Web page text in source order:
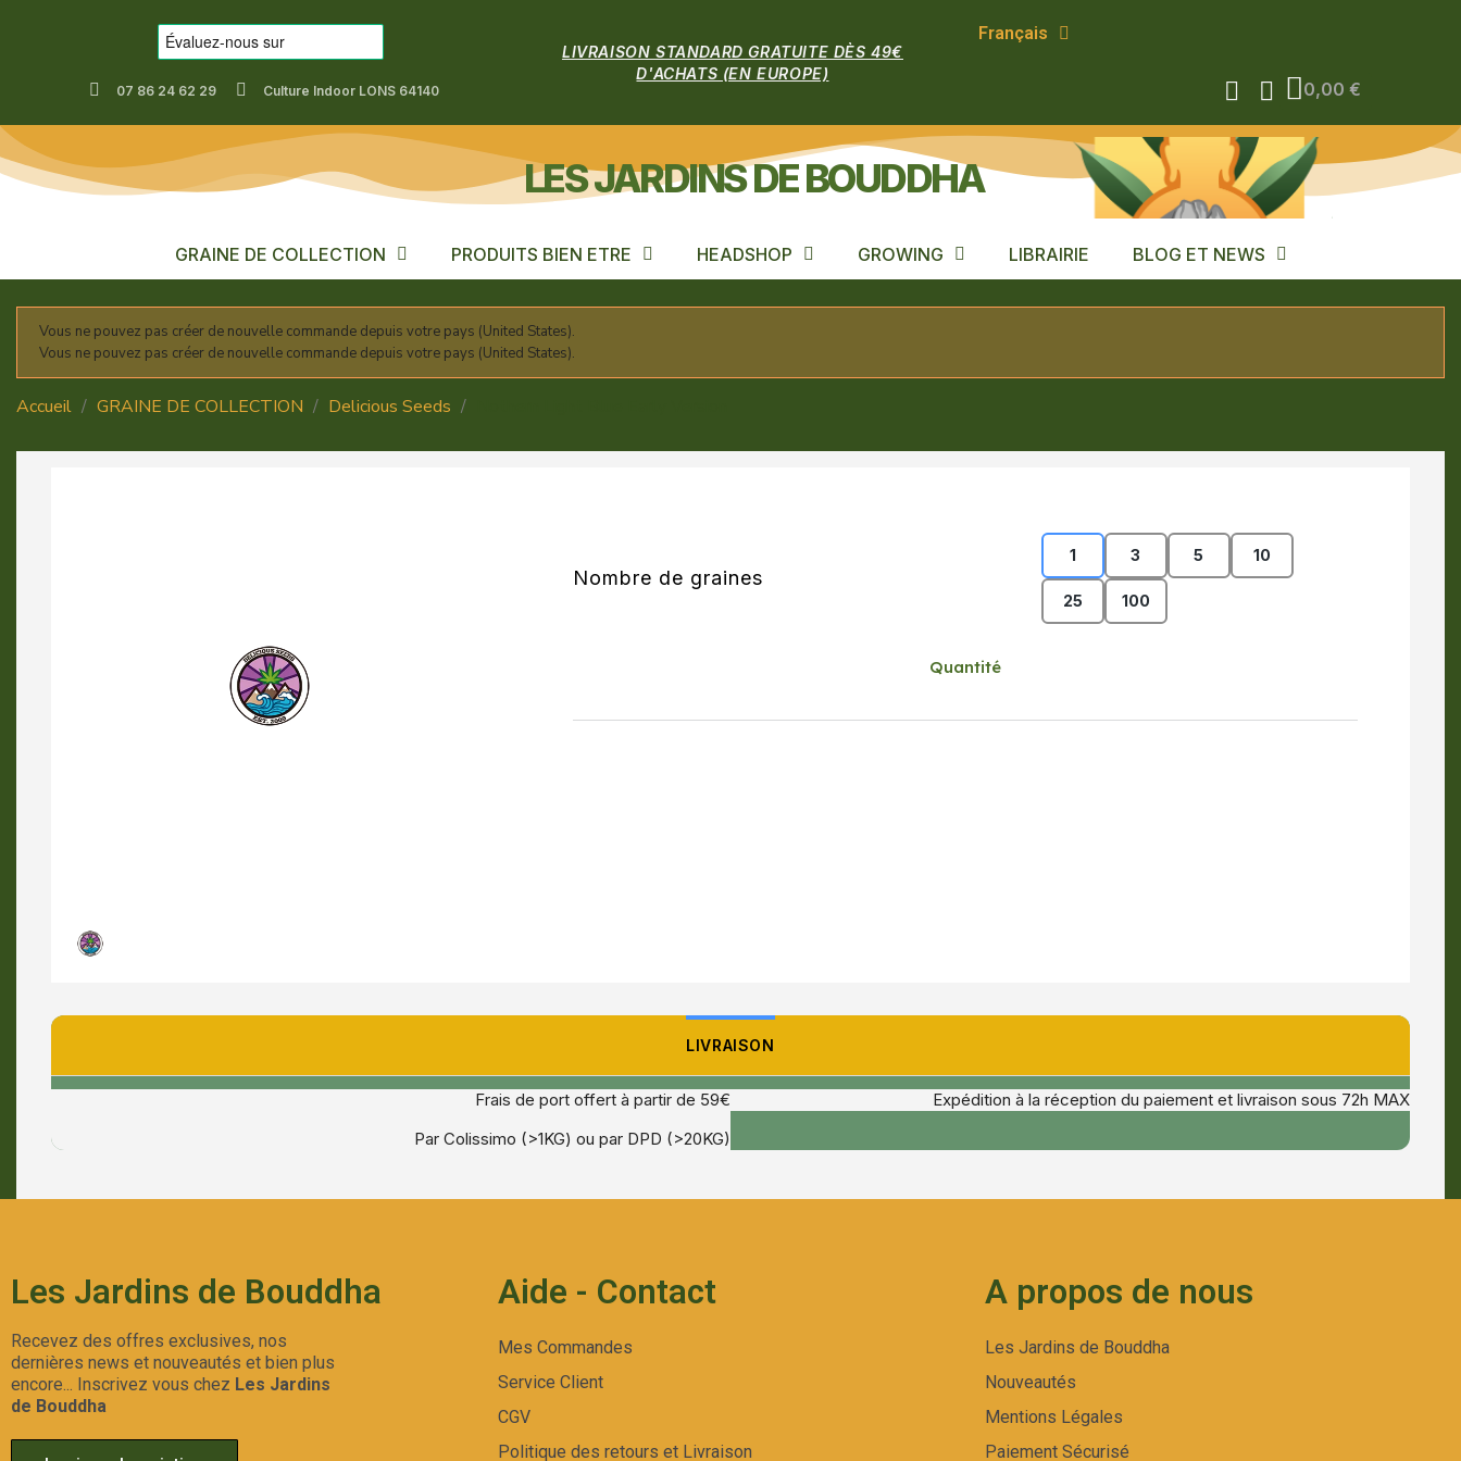
07 86 24 62 29 Culture Indoor LONS 64140
LIVRAISON STANDARD GRATUITE DÈS 49€
D'ACHATS (EN EUROPE)
Français
0,00 €
LES JARDINS DE BOUDDHA
GRAINE DE COLLECTION PRODUITS BIEN ETRE HEADSHOP GROWING LIBRAIRIE BLOG ET NEWS
Vous ne pouvez pas créer de nouvelle commande depuis votre pays (United States).
Vous ne pouvez pas créer de nouvelle commande depuis votre pays (United States).
Accueil GRAINE DE COLLECTION Delicious Seeds
Nombre de graines
1 3 5 10
25 100
Quantité
LIVRAISON
Frais de port offert à partir de 59€
Par Colissimo (>1KG) ou par DPD (>20KG)
Expédition à la réception du paiement et livraison sous 72h MAX
Les Jardins de Bouddha
Recevez des offres exclusives, nos
dernières news et nouveautés et bien plus
encore... Inscrivez vous chez Les Jardins
de Bouddha
Aide - Contact
Mes Commandes
Service Client
CGV
Politique des retours et Livraison
A propos de nous
Les Jardins de Bouddha
Nouveautés
Mentions Légales
Paiement Sécurisé